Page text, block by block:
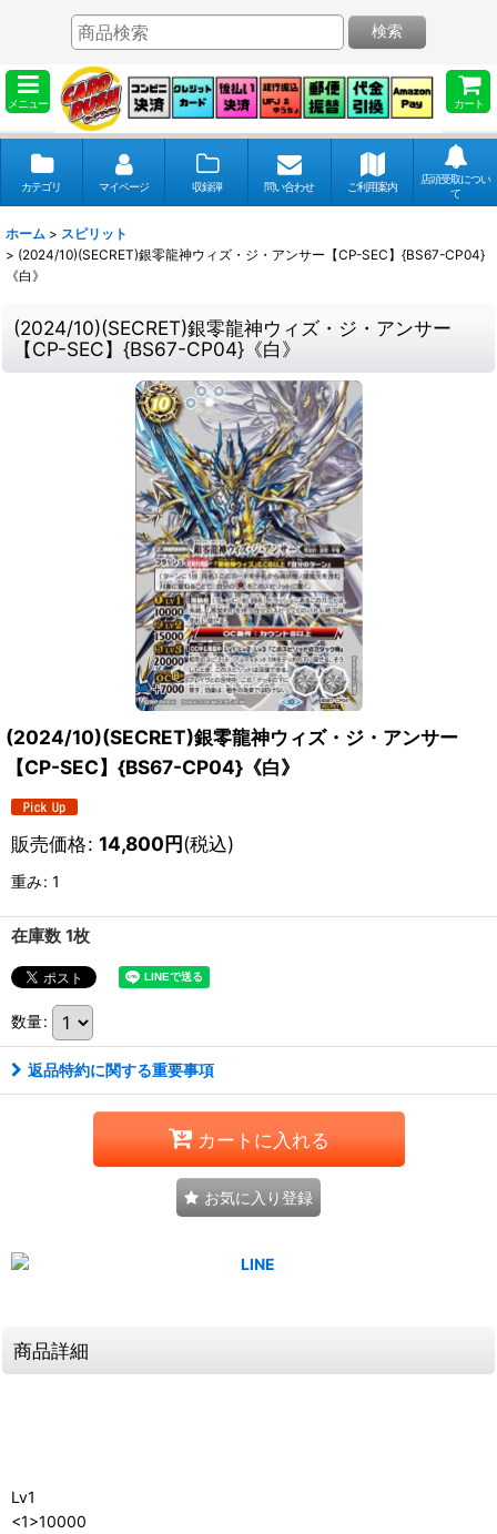
メニュー カート
検索
カテゴリ マイページ 収録弾 問い合わせ ご利用案内
店頭受取につい
て
ホーム > スピリット
> (2024/10)(SECRET)銀零龍神ウィズ・ジ・アンサー【CP-SEC】{BS67-CP04}
《白》
(2024/10)(SECRET)銀零龍神ウィズ・ジ・アンサー
【CP-SEC】{BS67-CP04}《白》
(2024/10)(SECRET)銀零龍神ウィズ・ジ・アンサー
【CP-SEC】{BS67-CP04}《白》
販売価格: 14,800円(税込)
重み: 1
在庫数 1枚
数量:
返品特約に関する重要事項
カートに入れる
お気に入り登録
商品詳細
Lv1
<1>10000